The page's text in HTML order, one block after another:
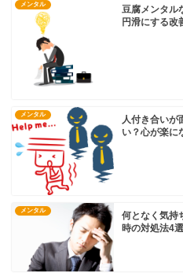
メンタル
豆腐メンタル
円滑にする改
メンタル
人付き合いが
い？心が楽に
メンタル
何となく気持
時の対処法4選